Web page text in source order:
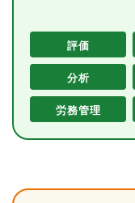
評価
分析
労務管理